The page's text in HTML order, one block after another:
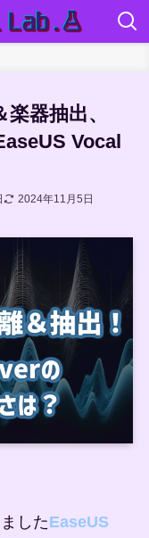
器抽出、
Vocal
2024年11月5日
したEaseUS